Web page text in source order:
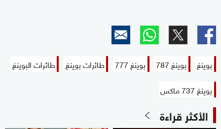
بوينغ بوينغ 787 بوينغ 777 طائرات بوينغ
طائرات البوينغ
بوينغ 737 ماكس
الأكثر قراءة